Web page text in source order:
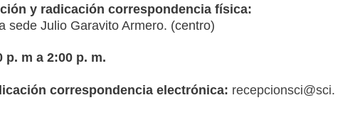
y radicación correspondencia física:
sede Julio Garavito Armero. (centro)
p. m a 2:00 p. m.
correspondencia electrónica: recepcionsci@sci.